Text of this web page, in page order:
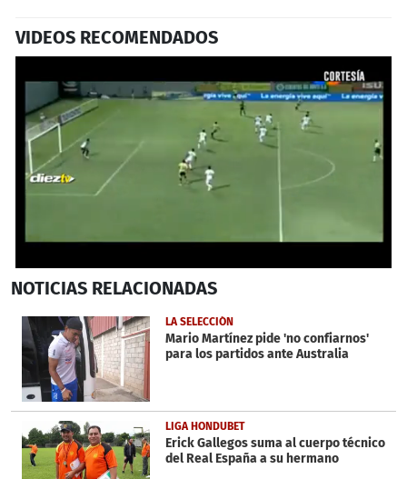
VIDEOS RECOMENDADOS
seconds
32
seconds
NOTICIAS RELACIONADAS
LA SELECCIÓN
Mario Martínez pide 'no confiarnos'
para los partidos ante Australia
LIGA HONDUBET
Erick Gallegos suma al cuerpo técnico
del Real España a su hermano